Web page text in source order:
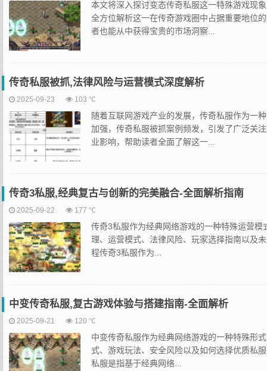
本文将深入探讨变态传奇私服这一特殊游戏现
全方位解析这一在传奇游戏圈中占据重要地位
者也能从中获得宝贵的市场洞察...
传奇私服被抓,法律风险与运营模式深度解析
2025-09-23 103 ℃
随着互联网游戏产业的发展，传奇私服作为一
加强，传奇私服被抓案例频发，引发了广泛关
业影响，帮助读者全面了解这一...
传奇3私服,经典复古与创新的完美融合-全面解析指南
2025-09-22 177 ℃
传奇3私服作为经典网络游戏的一种特殊运营
理、运营模式、法律风险、玩家选择指南以及
程传奇3私服作为...
中变传奇私服,复古游戏体验与搭建指南-全面解析
2025-09-21 120 ℃
中变传奇私服作为经典网络游戏的一种特殊形
式、游戏玩法、安全风险以及如何选择优质私
私服是指基于经典网络...